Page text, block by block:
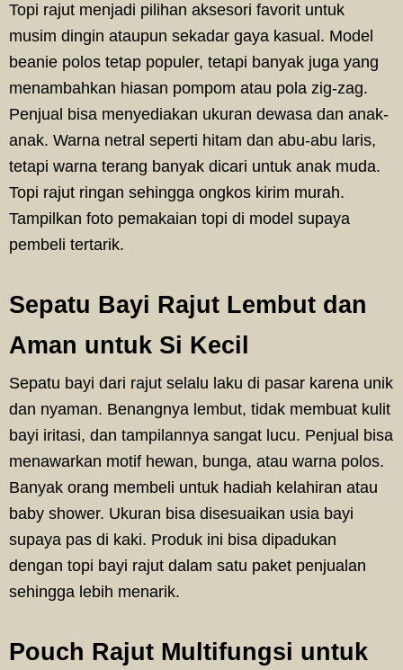
Topi rajut menjadi pilihan aksesori favorit untuk
musim dingin ataupun sekadar gaya kasual. Model
beanie polos tetap populer, tetapi banyak juga yang
menambahkan hiasan pompom atau pola zig-zag.
Penjual bisa menyediakan ukuran dewasa dan anak-
anak. Warna netral seperti hitam dan abu-abu laris,
tetapi warna terang banyak dicari untuk anak muda.
Topi rajut ringan sehingga ongkos kirim murah.
Tampilkan foto pemakaian topi di model supaya
pembeli tertarik.
Sepatu Bayi Rajut Lembut dan
Aman untuk Si Kecil
Sepatu bayi dari rajut selalu laku di pasar karena unik
dan nyaman. Benangnya lembut, tidak membuat kulit
bayi iritasi, dan tampilannya sangat lucu. Penjual bisa
menawarkan motif hewan, bunga, atau warna polos.
Banyak orang membeli untuk hadiah kelahiran atau
baby shower. Ukuran bisa disesuaikan usia bayi
supaya pas di kaki. Produk ini bisa dipadukan
dengan topi bayi rajut dalam satu paket penjualan
sehingga lebih menarik.
Pouch Rajut Multifungsi untuk